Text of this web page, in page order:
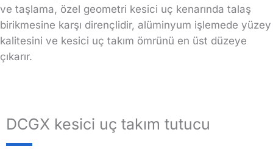
ve taşlama, özel geometri kesici uç kenarında talaş
birikmesine karşı dirençlidir, alüminyum işlemede yüzey
kalitesini ve kesici uç takım ömrünü en üst düzeye
çıkarır.
DCGX kesici uç takım tutucu